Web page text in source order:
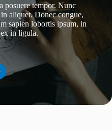
posuere tempor. Nunc
aliquet. Donec congue,
sapien lobortis ipsum, in
in ligula.